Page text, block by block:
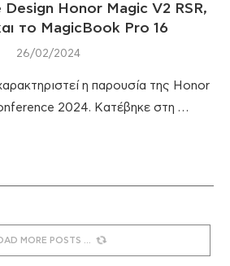
Design Honor Magic V2 RSR,
το MagicBook Pro 16
26/02/2024
η παρουσία της Honor
2024. Κατέβηκε στη …
MORE POSTS